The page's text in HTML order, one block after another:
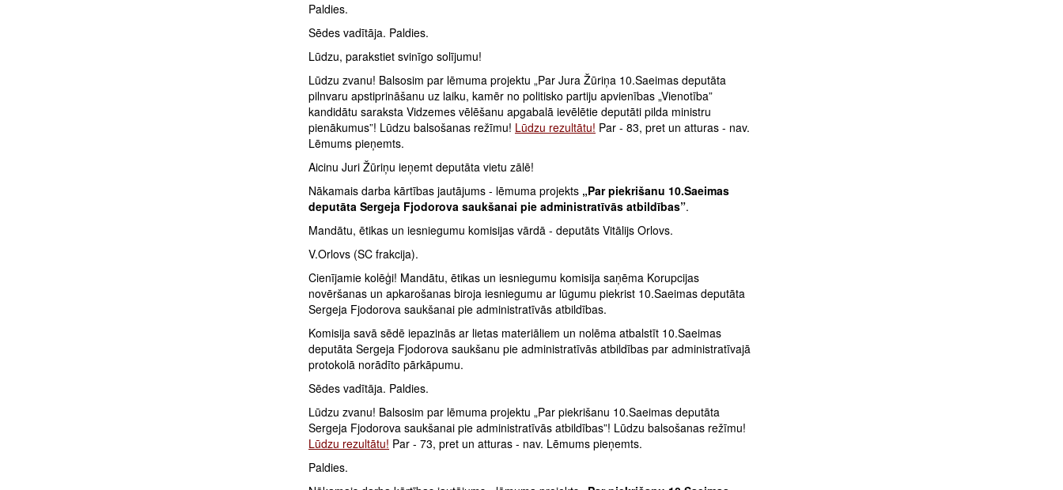
Paldies.
Sēdes vadītāja. Paldies.
Lūdzu, parakstiet svinīgo solījumu!
Lūdzu zvanu! Balsosim par lēmuma projektu „Par Jura Žūriņa 10.Saeimas deputāta
pilnvaru apstiprināšanu uz laiku, kamēr no politisko partiju apvienības „Vienotība”
kandidātu saraksta Vidzemes vēlēšanu apgabalā ievēlētie deputāti pilda ministru
pienākumus”! Lūdzu balsošanas režīmu! Lūdzu rezultātu! Par - 83, pret un atturas - nav.
Lēmums pieņemts.
Aicinu Juri Žūriņu ieņemt deputāta vietu zālē!
Nākamais darba kārtības jautājums - lēmuma projekts „Par piekrišanu 10.Saeimas
deputāta Sergeja Fjodorova saukšanai pie administratīvās atbildības”.
Mandātu, ētikas un iesniegumu komisijas vārdā - deputāts Vitālijs Orlovs.
V.Orlovs (SC frakcija).
Cienījamie kolēģi! Mandātu, ētikas un iesniegumu komisija saņēma Korupcijas
novēršanas un apkarošanas biroja iesniegumu ar lūgumu piekrist 10.Saeimas deputāta
Sergeja Fjodorova saukšanai pie administratīvās atbildības.
Komisija savā sēdē iepazinās ar lietas materiāliem un nolēma atbalstīt 10.Saeimas
deputāta Sergeja Fjodorova saukšanu pie administratīvās atbildības par administratīvajā
protokolā norādīto pārkāpumu.
Sēdes vadītāja. Paldies.
Lūdzu zvanu! Balsosim par lēmuma projektu „Par piekrišanu 10.Saeimas deputāta
Sergeja Fjodorova saukšanai pie administratīvās atbildības”! Lūdzu balsošanas režīmu!
Lūdzu rezultātu! Par - 73, pret un atturas - nav. Lēmums pieņemts.
Paldies.